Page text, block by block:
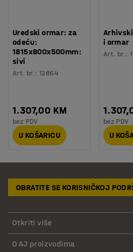
Uredski ormar: za
odeću:
1815x800x500mm:
sivi
Art. br.:12864
1.307,00 KM
bez PDV
U KOŠARICU
i ormar
Art. br.:
bez PDV
U
OBRATITE SE KORISNIČKOJ
Otkriti više
O AJ proizvodima